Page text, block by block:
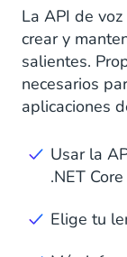
La API de
crear y
salientes.
necesarios
aplicaciones
Usar la
.NET Core
Elige tu